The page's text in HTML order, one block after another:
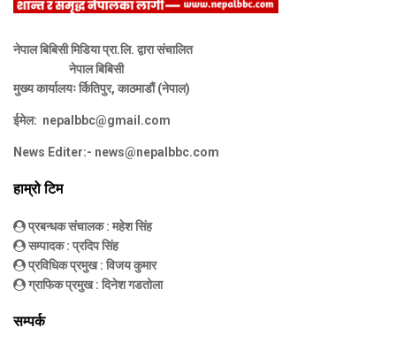
नेपाल बिबिसी मिडिया प्रा.लि. द्वारा संचालित
नेपाल बिबिसी
मुख्य कार्यालयः र्कितिपुर, काठमाडौं (नेपाल)
ईमेल: nepalbbc@gmail.com
News Editer:- news@nepalbbc.com
हाम्रो टिम
प्रबन्धक संचालक: महेश सिंह
सम्पादक: प्रदिप सिंह
प्रविधिक प्रमुख: विजय कुमार
ग्राफिक प्रमुख: दिनेश गडतोला
सम्पर्क